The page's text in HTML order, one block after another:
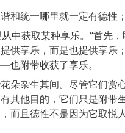
和统一哪里就一定有德性
中获取某种享乐。”首先
供享乐，而是也提供享乐
附带收获了享乐。
朵杂生其间。尽管它们赏
他目的，它们只是附带
而且德性不是因为它取悦